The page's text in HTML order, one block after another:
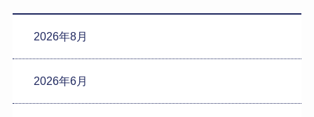
2026年8月
2026年6月